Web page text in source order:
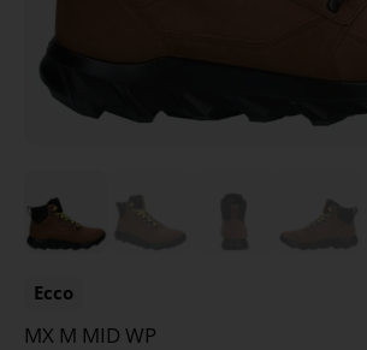
Ecco
MX M MID WP